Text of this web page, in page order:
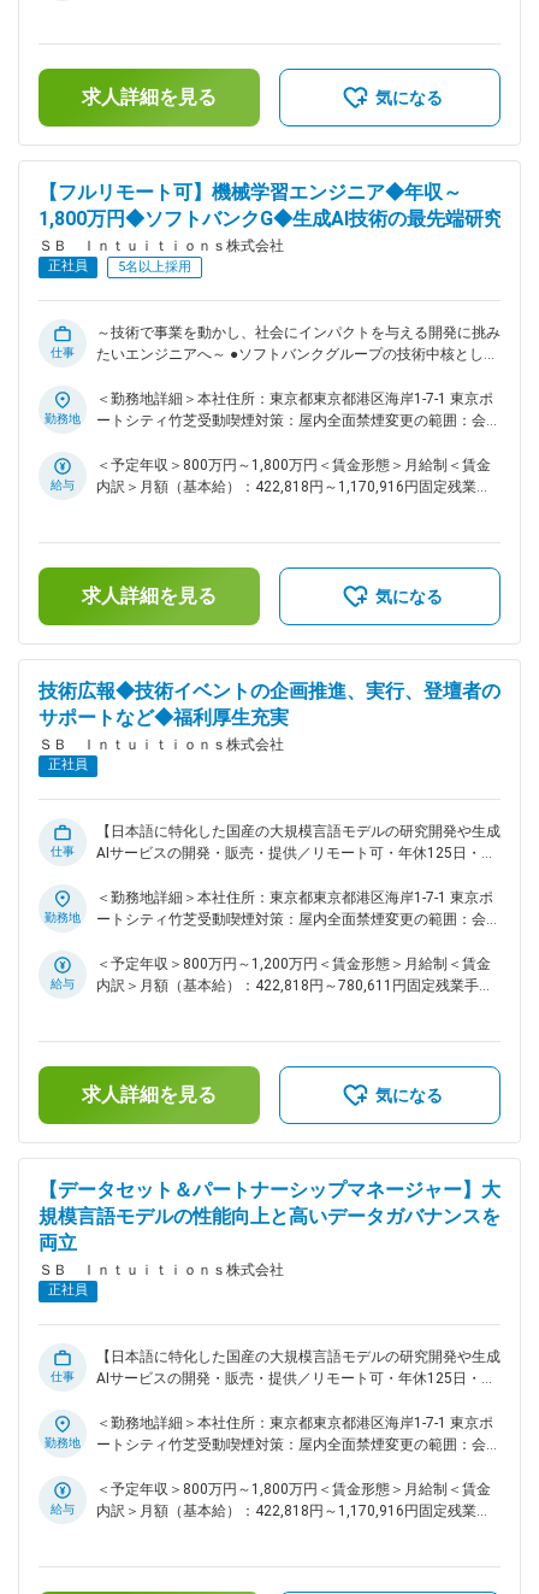
セスの設計管理や生産性向上のための各種活動 ・ Sarashina
を使ったSaaS／PaaSサービスの開発 ※インフラ環境：
AWS（モデルの推論はオンプレ） ※ 言語：Go、一部Python ●
ムと深く協働 ・ コミュニケーションツール：Slack／GitHub／
Zoom／GoogleWorkspace ・ フルリモート前提、出社自由、
週一定例ミーティング ■ポジション魅力： ◎海外ベンダにも引
けを取らない計算基盤を使って正面から戦えること ◎ユーザ
に対して価値のあるプロダクトを自ら考え提案し開発までを一
貫して行うことができること ◎プロダクトに必要なことであ
盤」～ 私たちは、未来の暮らしや産業を支える基盤として、
日本ならではの強みを活かした「次世代デジタル社会基盤」の
ただける国産生成AIサービスの提供 ・誰もが安全かつ安心し
てAIを活用できる環境づくり ・自律的に判断・行動する高度
ざまな分野に新たな可能性をもたらし、社会全体がより豊かに
成長していける未来の実現に貢献してまいります。 変更の範
＜残業手当＞有＜給与補足＞※上限金額はその限りではござい
ません賃金はあくまでも目安の金額であり、選考を通じて上下
する可能性があります。月給(月額)は固定手当を含めた表記で
求人詳細を見る 気になる
【フルリモート可】機械学習エンジニア◆年収～
1,800万円◆ソフトバンクG◆生成AI技術の最先端研究
ＳＢ Ｉｎｔｕｉｔｉｏｎｓ株式会社
正社員 5名以上採用
仕事
～技術で事業を動かし、社会にインパクトを与える開発に挑み
たいエンジニアへ～ ●ソフトバンクグループの技術中核とし
発に挑戦可能 ●大規模データを扱う研究案件や社会インフラ領
域の難易度の高いPJTあり。スケール感のある開発と最新技術
学や研究機関や企業との協業を通じて、さらなる技術革新を追
求 ●「フルリモートフルフレックス可×モダン技術×安定した開
スの設計管理や生産性向上のための各種活動 ■ 仕事内容 / ミッ
ション 国産LLM「Sarashina」の品質向上と開発効率化を、
MLOpsの仕組みで実現していただきます。 モデル開発に必要
プラットフォームとして育てていくポジションです。 ＜主な
業務＞ モデル評価・データメタデータ管理システムの開発 学
習データ作成・モデル評価基盤の構築 内製LLMの品質保証・
自動化 将来的なAI Platformとしての外部提供を見据えた基盤
開発 ■ チームについて 4月に新設される立ち上げチームとな
などと密に連携しながら開発を進めます ■ このポジションの
魅力 ユーザと密に連携しながら開発できる環境 大規模デー
きる モデル開発～プロダクト化まで全工程に関われる（LLM
開発の全体像が身につく） ■ポジションの魅力： ・海外ベン
・ユーザに対して価値のあるプロダクトを自ら考え提案し開発
までを一貫して行うことができること ・プロダクトに必要な
勤務地
＜勤務地詳細＞本社住所：東京都東京都港区海岸1-7-1 東京ポ
ートシティ竹芝受動喫煙対策：屋内全面禁煙変更の範囲：会社
給与
＜予定年収＞800万円～1,800万円＜賃金形態＞月給制＜賃金
内訳＞月額（基本給）：422,818円～1,170,916円固定残業手
＜残業手当＞有＜給与補足＞※上限金額はその限りではござい
ません※別途インセンティブが支給されることがあります賃金
はあくまでも目安の金額であり、選考を通じて上下する可能性
求人詳細を見る 気になる
技術広報◆技術イベントの企画推進、実行、登壇者の
サポートなど◆福利厚生充実
ＳＢ Ｉｎｔｕｉｔｉｏｎｓ株式会社
正社員
仕事
【日本語に特化した国産の大規模言語モデルの研究開発や生成
AIサービスの開発・販売・提供／リモート可・年休125日・フ
・エンジニアに対するコミュニケーション ・技術イベントの
企画推進、実行、登壇者のサポート ・スカウティング ・ 技術
ディング施策の立案・実行 ・ SNS運用をはじめとする社内・
社外への情報発信 ・ エンジニア向けコンテンツの企画、実行
ことを目標としています。 ・開発部門や事業部門と近い距離
でサポートをすることで、生成AIという最先端の分野に深く関
与できます。 変更の範囲：会社の定める業務
勤務地
＜勤務地詳細＞本社住所：東京都東京都港区海岸1-7-1 東京ポ
ートシティ竹芝受動喫煙対策：屋内全面禁煙変更の範囲：会社
給与
＜予定年収＞800万円～1,200万円＜賃金形態＞月給制＜賃金
内訳＞月額（基本給）：422,818円～780,611円固定残業手当/
有＜給与補足＞※上限金額はその限りではございません賃金は
あくまでも目安の金額であり、選考を通じて上下する可能性が
あります。月給(月額)は固定手当を含めた表記です。
求人詳細を見る 気になる
【データセット＆パートナーシップマネージャー】大
規模言語モデルの性能向上と高いデータガバナンスを
両立
ＳＢ Ｉｎｔｕｉｔｉｏｎｓ株式会社
正社員
仕事
【日本語に特化した国産の大規模言語モデルの研究開発や生成
AIサービスの開発・販売・提供／リモート可・年休125日・フ
協働し、高品質かつ権利クリアな学習用データセットを継続的
に獲得・管理し、大規模言語モデルの性能向上と高いデータガ
画の立案・実行 ・大手報道機関、出版社、学術団体等とのデ
ータライセンス／共同研究交渉・契約締結 ・個人情報・著作
勤務地
＜勤務地詳細＞本社住所：東京都東京都港区海岸1-7-1 東京ポ
ートシティ竹芝受動喫煙対策：屋内全面禁煙変更の範囲：会社
給与
＜予定年収＞800万円～1,800万円＜賃金形態＞月給制＜賃金
内訳＞月額（基本給）：422,818円～1,170,916円固定残業手